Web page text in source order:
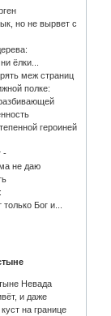
но не вырвет с
ёлки...
меж страниц
полке:
героиней
-
не даю
Бог и...
Невада
и даже
на границе